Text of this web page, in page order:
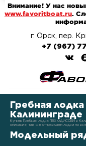
г. Орск, пер.
+7 (967)
Внимание! У нас
www.favoritboat.ru.
Гребная
Калининграде
Купить Гребная лодка ПВХ ОДИССЕЙ в
описание, так же отправляем лодки по
Модельный